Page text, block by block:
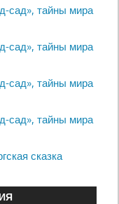
сад», тайны мира
сад», тайны мира
сад», тайны мира
сад», тайны мира
сказка